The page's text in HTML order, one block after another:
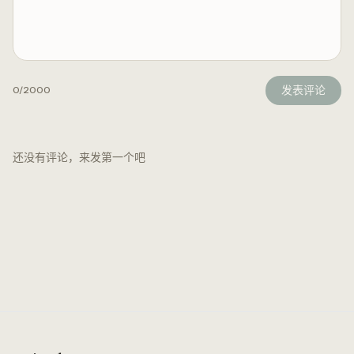
0/2000 发表评论
还没有评论，来发第一个吧